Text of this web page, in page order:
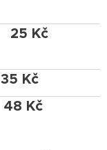
25 Kč
35 Kč
48 Kč